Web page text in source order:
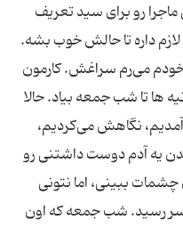
رو برای سید تعریف
داره تا حالش خوب بشه.
می‌رم سراغش. کارمون
ها تا شب جمعه بیاد. حالا
نگاهش می‌کردیم،
یه آدم دوست داشتنی رو
ببینی، اما نتونی
سر رسید. شب جمعه که اون